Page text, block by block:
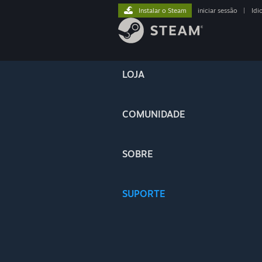
LOJA
COMUNIDADE
SOBRE
SUPORTE
Instalar o Steam iniciar sessão